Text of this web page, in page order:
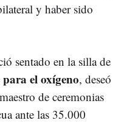
y haber sido
sentado en la silla de
para el oxígeno, deseó
de ceremonias
ante las 35.000